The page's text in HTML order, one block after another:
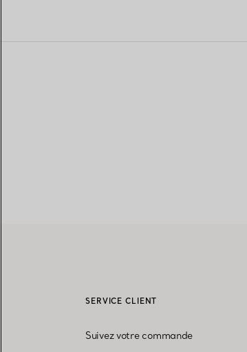
SERVICE CLIENT
Suivez votre commande